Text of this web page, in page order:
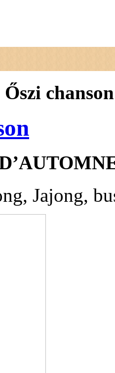
chanson
Jajong,